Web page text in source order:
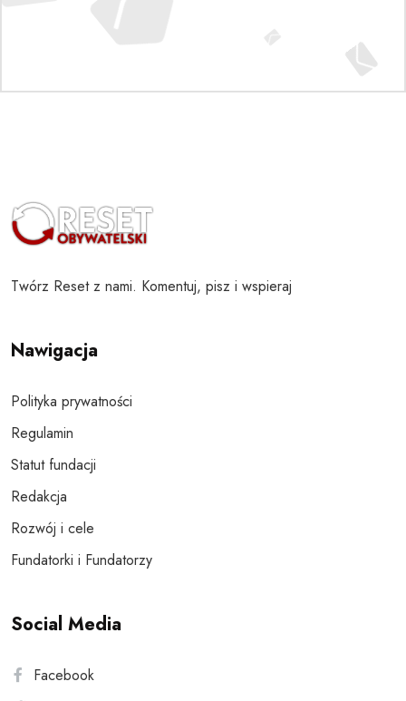
Twórz Reset z nami. Komentuj, pisz i wspieraj
Nawigacja
Polityka prywatności
Regulamin
Statut fundacji
Redakcja
Rozwój i cele
Fundatorki i Fundatorzy
Social Media
Facebook